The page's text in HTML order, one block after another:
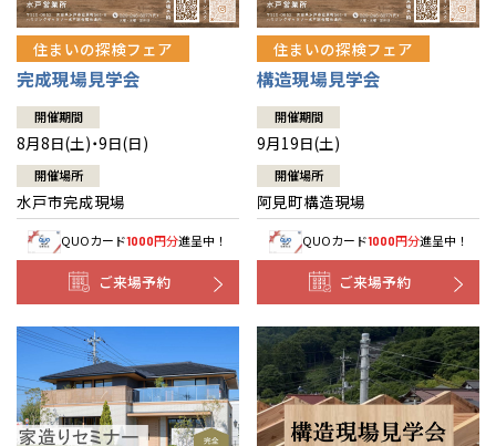
住まいの探検フェア
完成現場見学会
開催期間
8月8日(土)・9日(日)
開催場所
水戸市完成現場
QUOカード1000円分進呈中！
ご来場予約
住まいの探検フェア
構造現場見学会
開催期間
9月19日(土)
開催場所
阿見町構造現場
QUOカード1000円分進呈中！
ご来場予約